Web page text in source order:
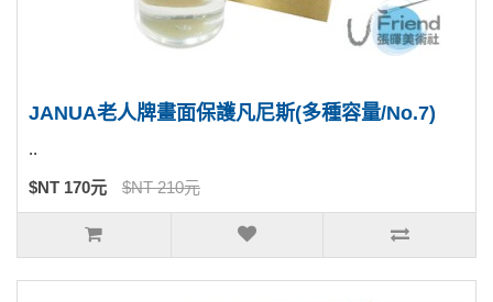
JANUA老人牌畫面保護凡尼斯(多種容量/No.7)
..
$NT 170元 $NT 210元